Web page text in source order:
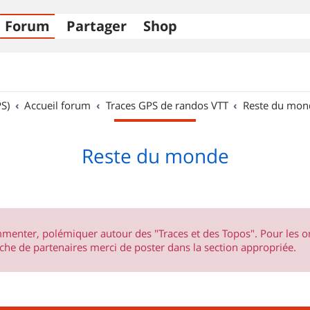
Forum Partager Shop
Accueil forum Traces GPS de randos VTT Reste du
Reste du monde
polémiquer autour des "Traces et des Topos". Pour les
de partenaires merci de poster dans la section appropriée.